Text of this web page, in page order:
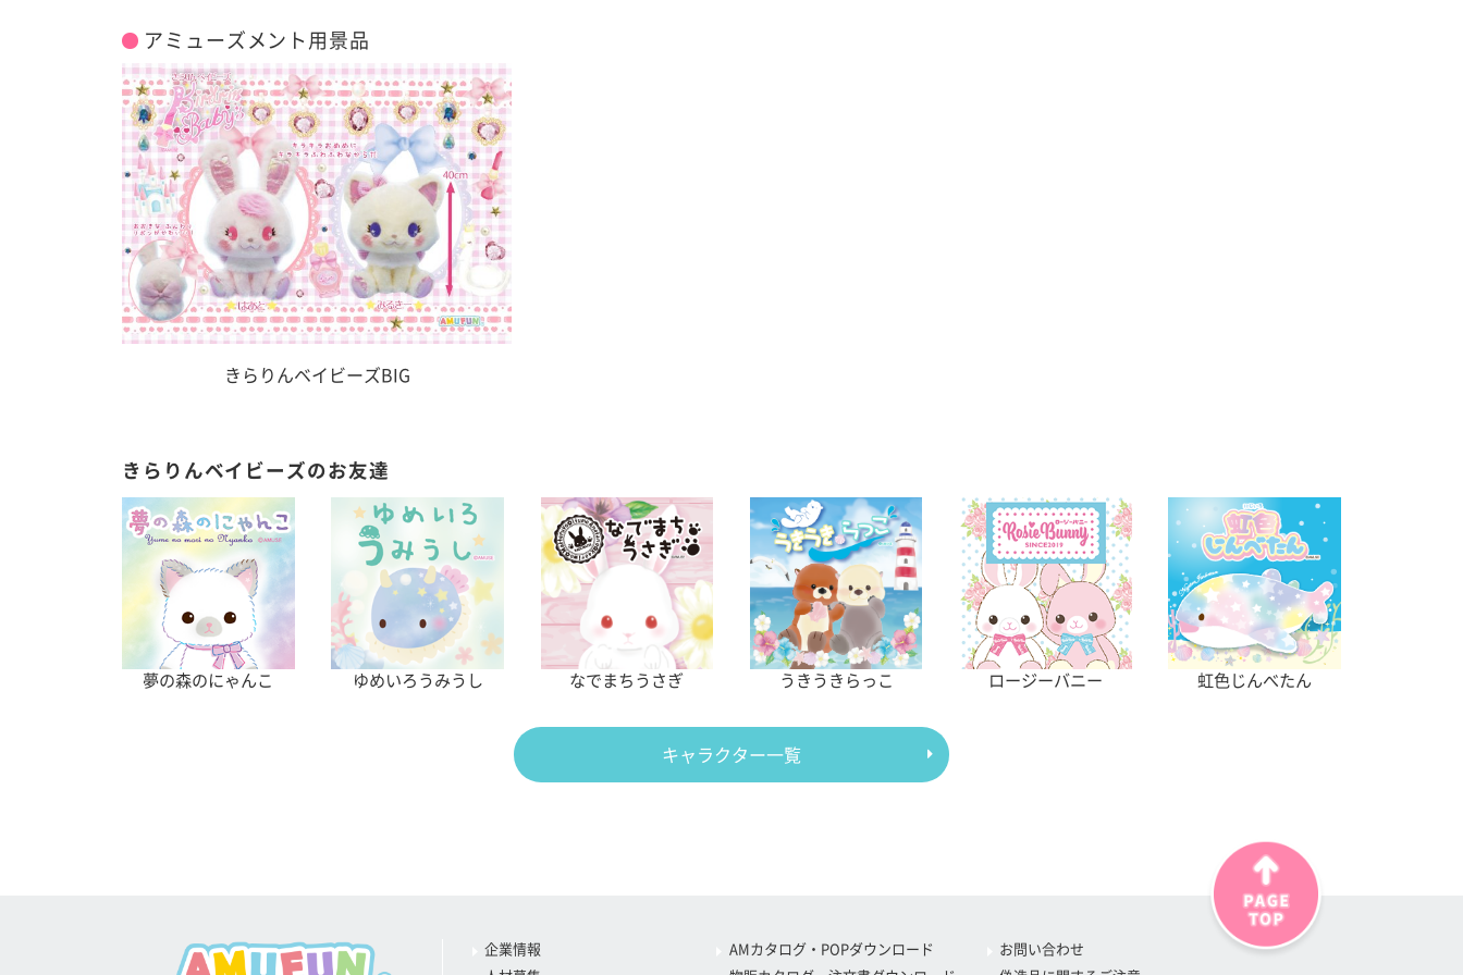
アミューズメント用景品
きらりんベイビーズBIG
きらりんベイビーズのお友達
夢の森のにゃんこ ゆめいろうみうし なでまちうさぎ うきうきらっこ ロージーバニー 虹色じんべたん
キャラクター一覧
企業情報
AMカタログ・POPダウンロード
お問い合わせ